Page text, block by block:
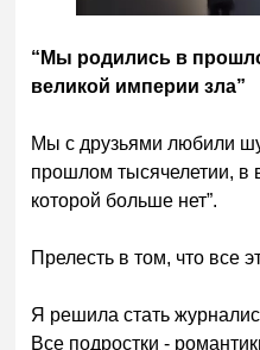
“Мы родились в
великой империи зла”
Мы с друзьями любили
прошлом тысячелетии, в
которой больше нет”.
Прелесть в том, что все
Я решила стать
Все подростки -